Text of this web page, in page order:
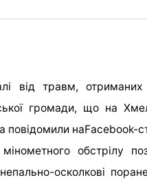
від травм,
громади, що на
повідомили наFacebook-
обстрілу
осколкові